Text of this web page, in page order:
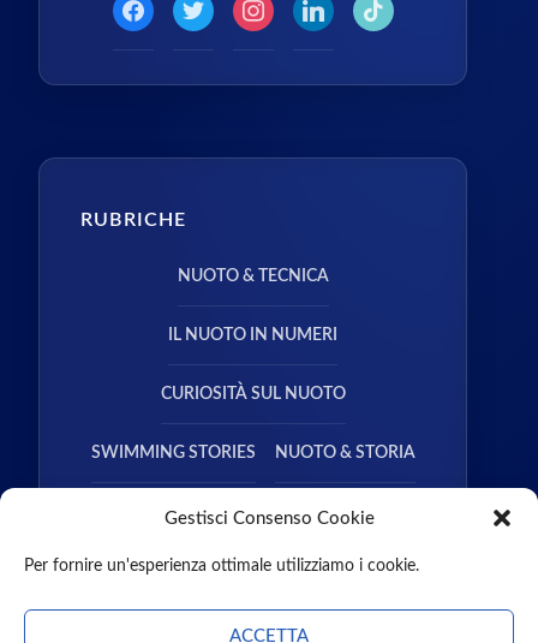
Gestisci Consenso Cookie
Per fornire un'esperienza ottimale utilizziamo i cookie.
ACCETTA
RUBRICHE
NUOTO & TECNICA
IL NUOTO IN NUMERI
CURIOSITÀ SUL NUOTO
SWIMMING STORIES NUOTO & STORIA
NUOTO & SALUTE